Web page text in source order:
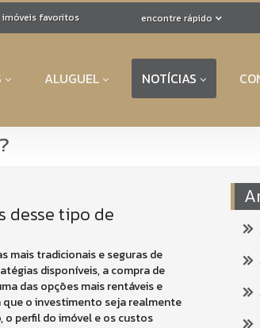
encontre rápido
imóveis favoritos
ALUGUEL NOTÍCIAS
desse tipo de
mais tradicionais e seguras de
disponíveis, a compra de
das opções mais rentáveis e
o investimento seja realmente
perfil do imóvel e os custos